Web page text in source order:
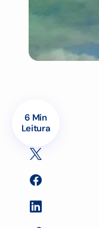
6 Min
Leitura